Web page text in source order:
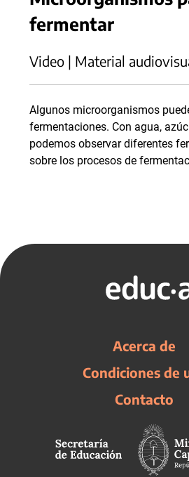
fermentar
Video | Material
Algunos microorganismos
fermentaciones. Con agua,
podemos observar diferentes
sobre los procesos de
Acerca de
Condiciones de
Contacto